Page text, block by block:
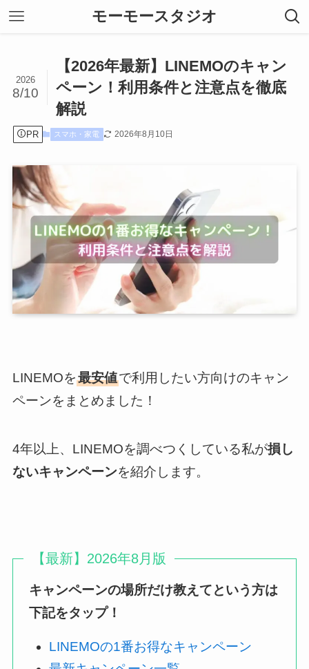
モーモースタジオ
【2026年最新】LINEMOのキャン
ペーン！利用条件と注意点を徹底
解説
2026
8/10
PR スマホ・家電 2026年8月10日
LINEMOを最安値で利用したい方向けのキャン
ペーンをまとめました！
4年以上、LINEMOを調べつくしている私が損し
ないキャンペーンを紹介します。
【最新】2026年8月版
キャンペーンの場所だけ教えてという方は
下記をタップ！
LINEMOの1番お得なキャンペーン